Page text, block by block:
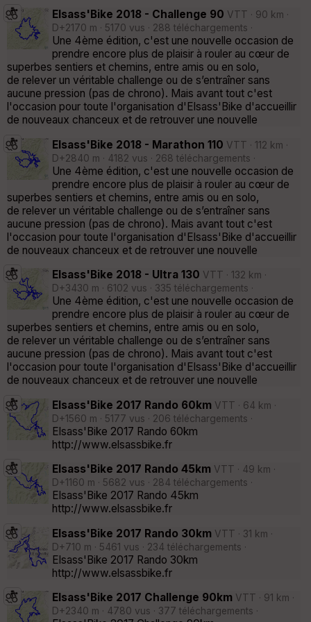
Elsass'Bike 2018 - Challenge 90 VTT · 90 km ·
D+2170 m · 5170 vus · 288 téléchargements ·
Une 4ème édition, c'est une nouvelle occasion de
prendre encore plus de plaisir à rouler au cœur de
superbes sentiers et chemins, entre amis ou en solo,
de relever un véritable challenge ou de s’entraîner sans
aucune pression (pas de chrono). Mais avant tout c'est
l'occasion pour toute l'organisation d'Elsass'Bike d'accueillir
de nouveaux chanceux et de retrouver une nouvelle
Elsass'Bike 2018 - Marathon 110 VTT · 112 km ·
D+2840 m · 4182 vus · 268 téléchargements ·
Une 4ème édition, c'est une nouvelle occasion de
prendre encore plus de plaisir à rouler au cœur de
superbes sentiers et chemins, entre amis ou en solo,
de relever un véritable challenge ou de s’entraîner sans
aucune pression (pas de chrono). Mais avant tout c'est
l'occasion pour toute l'organisation d'Elsass'Bike d'accueillir
de nouveaux chanceux et de retrouver une nouvelle
Elsass'Bike 2018 - Ultra 130 VTT · 132 km ·
D+3430 m · 6102 vus · 335 téléchargements ·
Une 4ème édition, c'est une nouvelle occasion de
prendre encore plus de plaisir à rouler au cœur de
superbes sentiers et chemins, entre amis ou en solo,
de relever un véritable challenge ou de s’entraîner sans
aucune pression (pas de chrono). Mais avant tout c'est
l'occasion pour toute l'organisation d'Elsass'Bike d'accueillir
de nouveaux chanceux et de retrouver une nouvelle
Elsass'Bike 2017 Rando 60km VTT · 64 km ·
D+1560 m · 5177 vus · 206 téléchargements ·
Elsass'Bike 2017 Rando 60km
http://www.elsassbike.fr
Elsass'Bike 2017 Rando 45km VTT · 49 km ·
D+1160 m · 5682 vus · 284 téléchargements ·
Elsass'Bike 2017 Rando 45km
http://www.elsassbike.fr
Elsass'Bike 2017 Rando 30km VTT · 31 km ·
D+710 m · 5461 vus · 234 téléchargements ·
Elsass'Bike 2017 Rando 30km
http://www.elsassbike.fr
Elsass'Bike 2017 Challenge 90km VTT · 91 km ·
D+2340 m · 4780 vus · 377 téléchargements ·